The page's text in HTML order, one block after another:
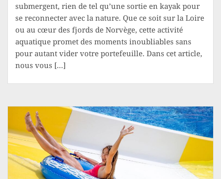
submergent, rien de tel qu’une sortie en kayak pour
se reconnecter avec la nature. Que ce soit sur la Loire
ou au cœur des fjords de Norvège, cette activité
aquatique promet des moments inoubliables sans
pour autant vider votre portefeuille. Dans cet article,
nous vous […]